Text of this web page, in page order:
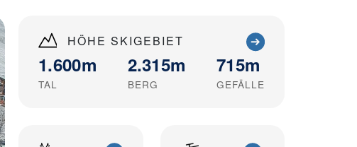
HÖHE SKIGEBIET
1.600m
TAL
2.315m
BERG
715m
GEFÄLLE